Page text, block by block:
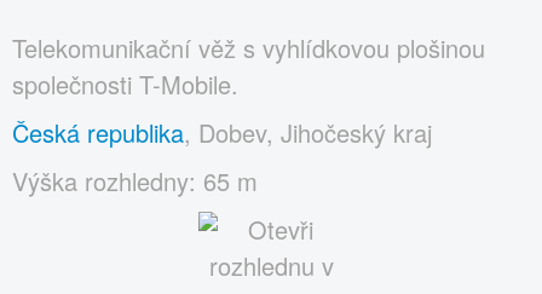
Telekomunikační věž s vyhlídkovou plošinou
společnosti T-Mobile.
Česká republika, Dobev, Jihočeský kraj
Výška rozhledny: 65 m